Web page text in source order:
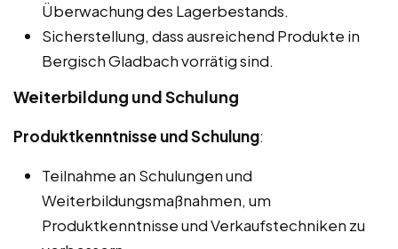
Überwachung des Lagerbestands.
Sicherstellung, dass ausreichend Produkte in
Bergisch Gladbach vorrätig sind.
Weiterbildung und Schulung
Produktkenntnisse und Schulung:
Teilnahme an Schulungen und
Weiterbildungsmaßnahmen, um
Produktkenntnisse und Verkaufstechniken zu